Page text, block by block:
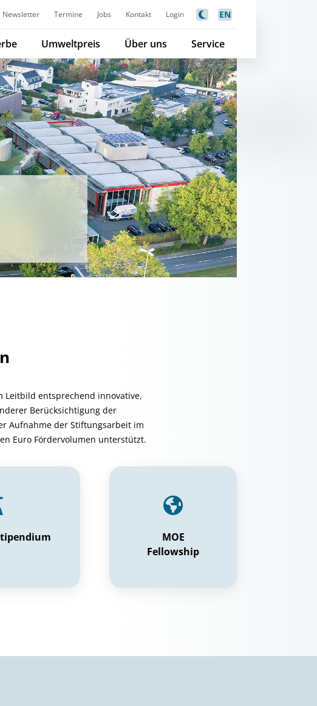
Newsletter Termine Jobs Kontakt Login EN
Umweltpreis Über uns Service
Leitbild entsprechend innovative,
Berücksichtigung der
Aufnahme der Stiftungsarbeit im
Euro Fördervolumen unterstützt.
MOE
Fellowship